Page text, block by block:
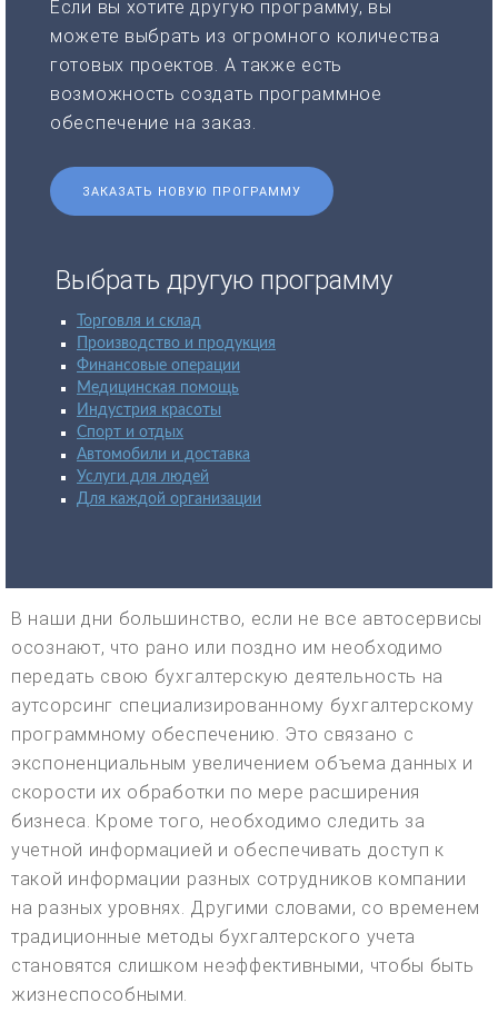
Если вы хотите другую программу, вы
можете выбрать из огромного количества
готовых проектов. А также есть
возможность создать программное
обеспечение на заказ.
ЗАКАЗАТЬ НОВУЮ ПРОГРАММУ
Выбрать другую программу
Торговля и склад
Производство и продукция
Финансовые операции
Медицинская помощь
Индустрия красоты
Спорт и отдых
Автомобили и доставка
Услуги для людей
Для каждой организации
В наши дни большинство, если не все автосервисы
осознают, что рано или поздно им необходимо
передать свою бухгалтерскую деятельность на
аутсорсинг специализированному бухгалтерскому
программному обеспечению. Это связано с
экспоненциальным увеличением объема данных и
скорости их обработки по мере расширения
бизнеса. Кроме того, необходимо следить за
учетной информацией и обеспечивать доступ к
такой информации разных сотрудников компании
на разных уровнях. Другими словами, со временем
традиционные методы бухгалтерского учета
становятся слишком неэффективными, чтобы быть
жизнеспособными.